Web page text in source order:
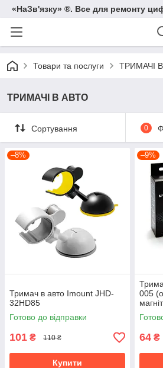
«НаЗв'язку» ®. Все для ремонту
Товари та послуги ТРИМАЧІ
ТРИМАЧІ В АВТО
Сортування 0
–8%
Тримач в авто Imount JHD-
32HD85
Готово до відправки
101 ₴ 110 ₴
Купити
–9%
005
64 ₴